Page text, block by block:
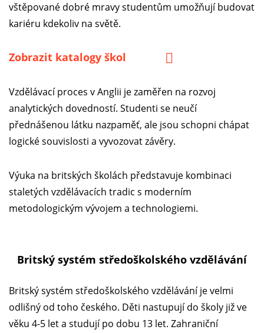
vštěpované dobré mravy studentům umožňují budovat
kariéru kdekoliv na světě.
Zobrazit katalogy škol
Vzdělávací proces v Anglii je zaměřen na rozvoj
analytických dovedností. Studenti se neučí
přednášenou látku nazpaměť, ale jsou schopni chápat
logické souvislosti a vyvozovat závěry.
Výuka na britských školách představuje kombinaci
staletých vzdělávacích tradic s moderním
metodologickým vývojem a technologiemi.
Britský systém středoškolského vzdělávání
Britský systém středoškolského vzdělávání je velmi
odlišný od toho českého. Děti nastupují do školy již ve
věku 4-5 let a studují po dobu 13 let. Zahraniční